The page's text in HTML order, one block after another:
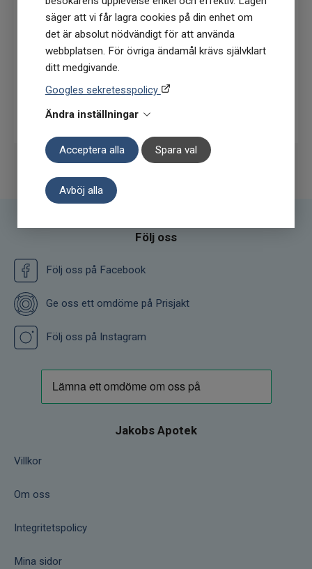
säger att vi får lagra cookies på din enhet om
det är absolut nödvändigt för att använda
webbplatsen. För övriga ändamål krävs självklart
ditt medgivande.
Googles sekretesspolicy
Ändra inställningar
Acceptera alla Spara val
Avböj alla
köptillfälle på ordinarie priser)
Följ oss
Följ oss på Facebook
Ge oss ett omdöme på Prisjakt
Följ oss på Instagram
Jakobs Apotek
Villkor
Om oss
Integritetspolicy
Mina sidor